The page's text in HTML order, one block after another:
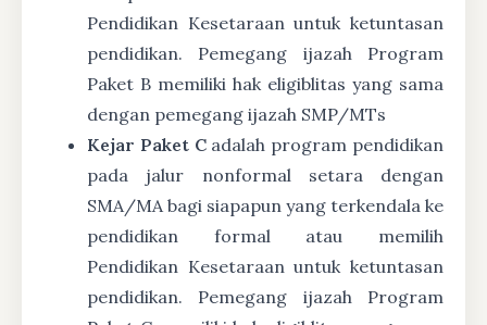
Pendidikan Kesetaraan untuk ketuntasan
pendidikan. Pemegang ijazah Program
Paket B memiliki hak eligiblitas yang sama
dengan pemegang ijazah SMP/MTs
Kejar Paket Cadalah program pendidikan
pada jalur nonformal setara dengan
SMA/MA bagi siapapun yang terkendala ke
pendidikan formal atau memilih
Pendidikan Kesetaraan untuk ketuntasan
pendidikan. Pemegang ijazah Program